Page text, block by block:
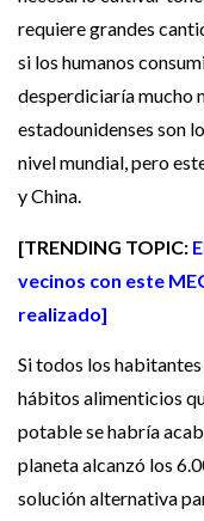
requiere grandes
si los humanos
desperdiciaría mucho
estadounidenses son
nivel mundial, pero
y China.
[TRENDING TOPIC:
vecinos con este
realizado]
Si todos los
hábitos alimenticios
potable se habría
planeta alcanzó los
solución alternativa